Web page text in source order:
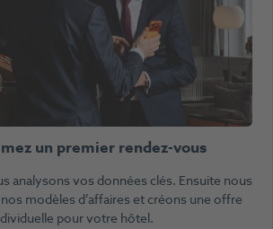
un premier rendez-vous
analysons vos données clés. Ensuite nous
modèles d’affaires et créons une offre
pour votre hôtel.